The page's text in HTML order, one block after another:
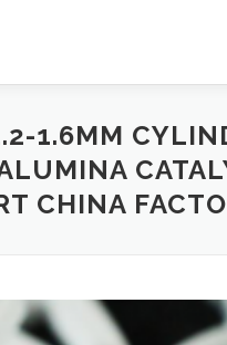
PRODUCTS CATALYST-
SERVICES
1.6MM
CHINA